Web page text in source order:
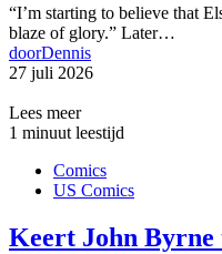
“I’m starting to believe that
blaze of glory.” Later…
doorDennis
27 juli 2026
Lees meer
1 minuut leestijd
Comics
US Comics
Keert John